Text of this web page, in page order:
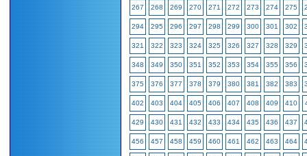
267 268 269 270 271 272 273 274 275
294 295 296 297 298 299 300 301 302
321 322 323 324 325 326 327 328 329
348 349 350 351 352 353 354 355 356
375 376 377 378 379 380 381 382 383
402 403 404 405 406 407 408 409 410
429 430 431 432 433 434 435 436 437
456 457 458 459 460 461 462 463 464